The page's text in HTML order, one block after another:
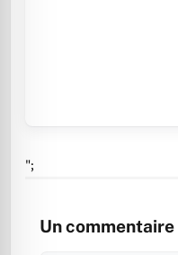
";
Un commentaire